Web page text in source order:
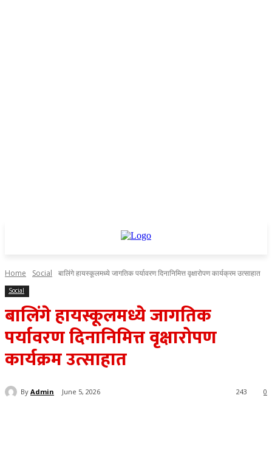
Home Social बालिंगे हायस्कूलमध्ये जागतिक पर्यावरण दिनानिमित्त वृक्षारोपण कार्यक्रम उत्साहात
Social
बालिंगे हायस्कूलमध्ये जागतिक
पर्यावरण दिनानिमित्त वृक्षारोपण
कार्यक्रम उत्साहात
By Admin June 5, 2026 0
243